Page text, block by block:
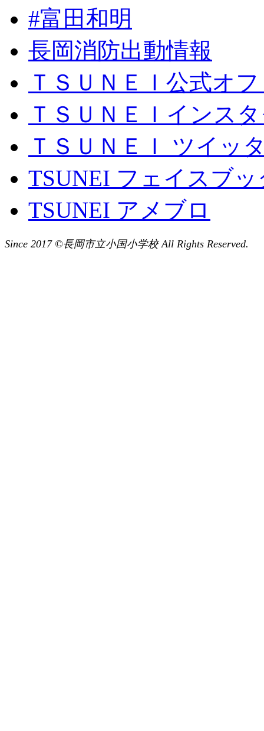
#富田和明
長岡消防出動情報
ＴＳＵＮＥＩ公式オ
ＴＳＵＮＥＩインス
ＴＳＵＮＥＩ ツイッ
TSUNEI フェイスブッ
TSUNEI アメブロ
Since 2017 ©長岡市立小国小学校 All Rights Reserved.